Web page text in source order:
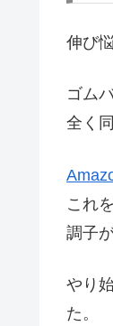
伸び
ゴム
全く
これ
調子
やり
た。